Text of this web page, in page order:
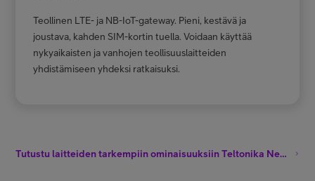
Teollinen LTE- ja NB-IoT-gateway. Pieni, kestävä ja
joustava, kahden SIM-kortin tuella. Voidaan käyttää
nykyaikaisten ja vanhojen teollisuuslaitteiden
yhdistämiseen yhdeksi ratkaisuksi.
Tutustu laitteiden tarkempiin ominaisuuksiin Teltonika Networksin sivustolla